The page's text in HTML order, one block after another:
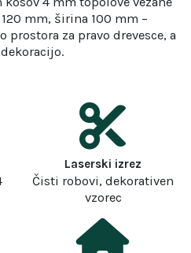
mm, širina 100 mm –
prostora za pravo drevesce, a
Laserski izrez
Čisti robovi, dekorativen
vzorec